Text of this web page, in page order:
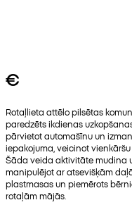
€
Rotaļlieta attēlo pilsētas
paredzēts ikdienas
pārvietot automašīnu un
iepakojuma, veicinot
Šāda veida aktivitāte mudina
manipulējot ar atsevišķām
plastmasas un piemērots
rotaļām mājās.